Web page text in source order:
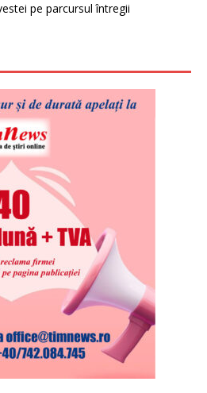
pe parcursul întregii